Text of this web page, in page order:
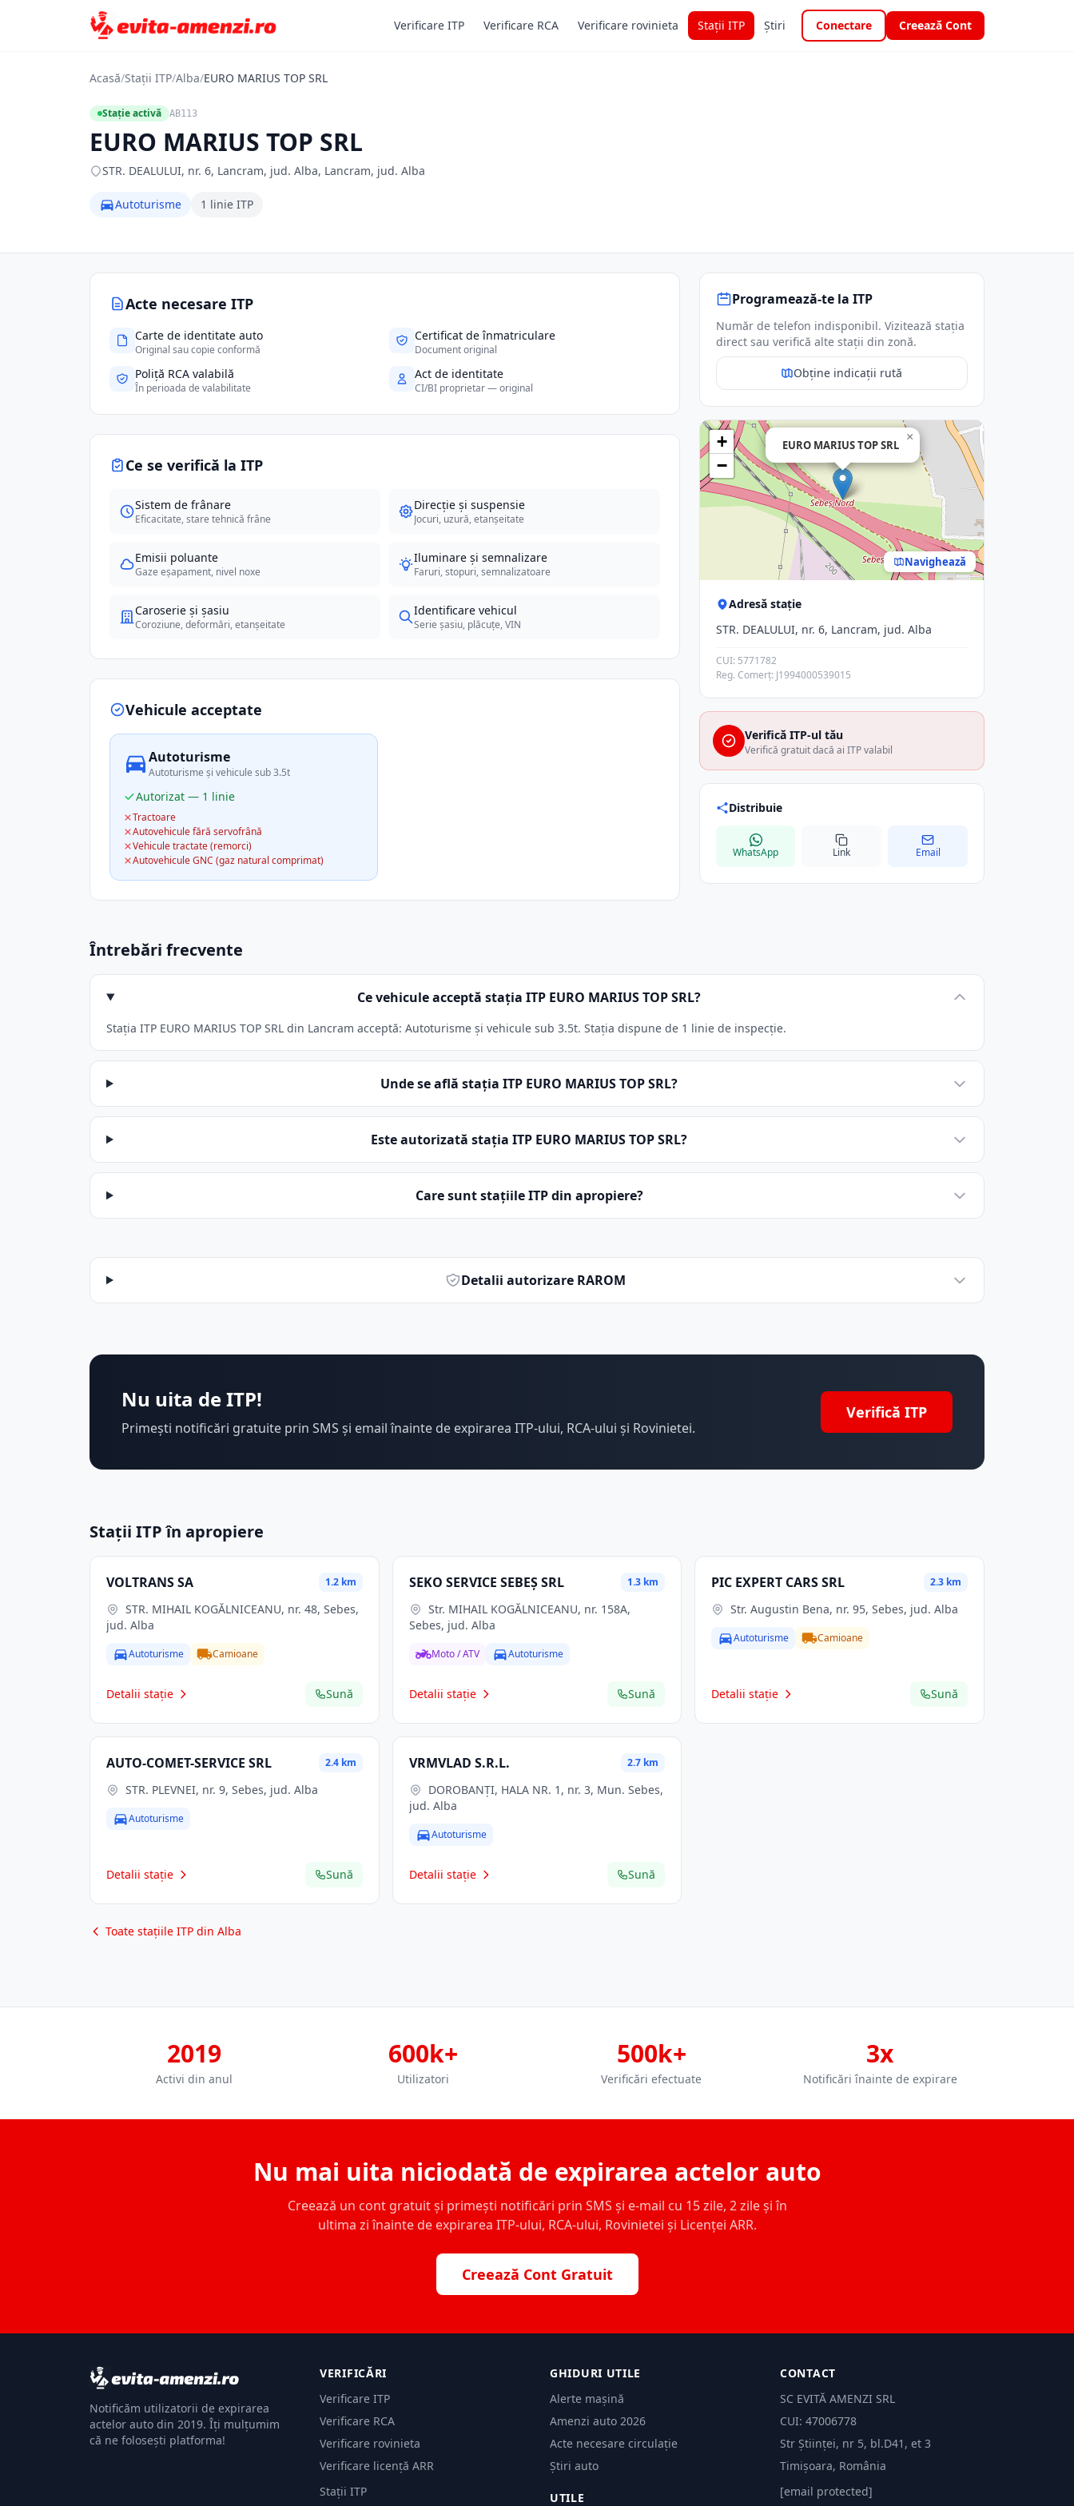
Verificare ITP Verificare RCA Verificare rovinieta Stații ITP Știri Conectare Creează Cont
Acasă/Stații ITP/Alba/EURO MARIUS TOP SRL
Stație activă AB113
EURO MARIUS TOP SRL
STR. DEALULUI, nr. 6, Lancram, jud. Alba, Lancram, jud. Alba
Autoturisme 1 linie ITP
Acte necesare ITP
Carte de identitate auto
Original sau copie conformă
Certificat de înmatriculare
Document original
Poliță RCA valabilă
În perioada de valabilitate
Act de identitate
CI/BI proprietar — original
Ce se verifică la ITP
Sistem de frânare
Eficacitate, stare tehnică frâne
Direcție și suspensie
Jocuri, uzură, etanșeitate
Emisii poluante
Gaze eșapament, nivel noxe
Iluminare și semnalizare
Faruri, stopuri, semnalizatoare
Caroserie și șasiu
Coroziune, deformări, etanșeitate
Identificare vehicul
Serie șasiu, plăcuțe, VIN
Vehicule acceptate
Autoturisme
Autoturisme și vehicule sub 3.5t
Autorizat — 1 linie
Tractoare
Autovehicule fără servofrână
Vehicule tractate (remorci)
Autovehicule GNC (gaz natural comprimat)
Programează-te la ITP
Număr de telefon indisponibil. Vizitează stația
direct sau verifică alte stații din zonă.
Obține indicații rută
EURO MARIUS TOP SRL
×
+
−
Navighează
Adresă stație
STR. DEALULUI, nr. 6, Lancram, jud. Alba
CUI: 5771782
Reg. Comerț: J1994000539015
Verifică ITP-ul tău
Verifică gratuit dacă ai ITP valabil
Distribuie
WhatsApp Link Email
Întrebări frecvente
Ce vehicule acceptă stația ITP EURO MARIUS TOP SRL?
Stația ITP EURO MARIUS TOP SRL din Lancram acceptă: Autoturisme și vehicule sub 3.5t. Stația dispune de 1 linie de inspecție.
Unde se află stația ITP EURO MARIUS TOP SRL?
Este autorizată stația ITP EURO MARIUS TOP SRL?
Care sunt stațiile ITP din apropiere?
Detalii autorizare RAROM
Nu uita de ITP!
Primești notificări gratuite prin SMS și email înainte de expirarea ITP-ului, RCA-ului și Rovinietei.
Verifică ITP
Stații ITP în apropiere
VOLTRANS SA 1.2 km
jud. Alba
Autoturisme Camioane
Detalii stație Sună
SEKO SERVICE SEBEŞ SRL 1.3 km
Sebes, jud. Alba
Moto / ATV Autoturisme
Detalii stație Sună
PIC EXPERT CARS SRL 2.3 km
Str. Augustin Bena, nr. 95, Sebes, jud. Alba
Autoturisme Camioane
Detalii stație Sună
AUTO-COMET-SERVICE SRL 2.4 km
STR. PLEVNEI, nr. 9, Sebes, jud. Alba
Autoturisme
Detalii stație Sună
VRMVLAD S.R.L. 2.7 km
jud. Alba
Autoturisme
Detalii stație Sună
Toate stațiile ITP din Alba
2019
Activi din anul
600k+
Utilizatori
500k+
Verificări efectuate
3x
Notificări înainte de expirare
Nu mai uita niciodată de expirarea actelor auto
Creează un cont gratuit și primești notificări prin SMS și e-mail cu 15 zile, 2 zile și în
ultima zi înainte de expirarea ITP-ului, RCA-ului, Rovinietei și Licenței ARR.
Creează Cont Gratuit
Notificăm utilizatorii de expirarea
actelor auto din 2019. Îți mulțumim
că ne folosești platforma!
VERIFICĂRI
Verificare ITP
Verificare RCA
Verificare rovinieta
Verificare licență ARR
Stații ITP
GHIDURI UTILE
Alerte mașină
Amenzi auto 2026
Acte necesare circulație
Știri auto
UTILE
CONTACT
SC EVITĂ AMENZI SRL
CUI: 47006778
Str Științei, nr 5, bl.D41, et 3
Timișoara, România
[email protected]